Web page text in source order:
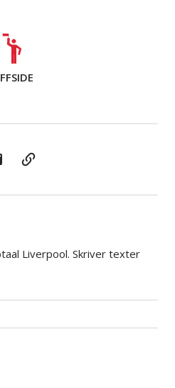
post
Liverpool. Skriver texter